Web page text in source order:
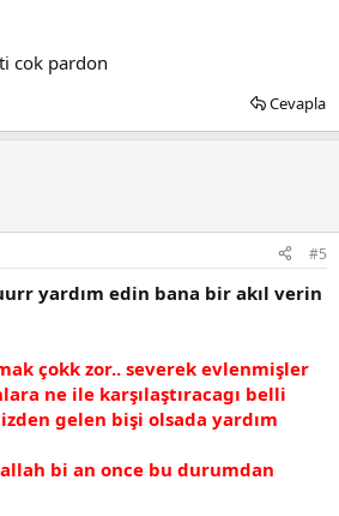
cok pardon
Cevapla
#5
yardım edin bana bir akıl verin
çokk zor.. severek evlenmişler
ne ile karşılaştıracagı belli
gelen bişi olsada yardım
bi an once bu durumdan